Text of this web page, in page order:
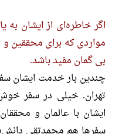
اگر خاطره‌ای از ایشان به
مواردی که برای محققین
بی گمان مفید باشد.
چندین بار خدمت ایشان
تهران. خیلی در سفر
ایشان با عالمان و